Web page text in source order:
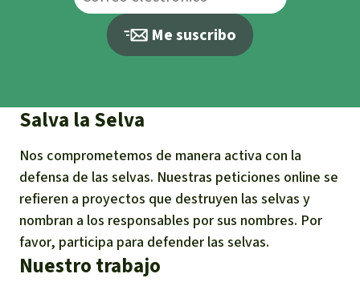
Me suscribo
Salva la Selva
Nos comprometemos de manera activa con la
defensa de las selvas. Nuestras peticiones online se
refieren a proyectos que destruyen las selvas y
nombran a los responsables por sus nombres. Por
favor, participa para defender las selvas.
Nuestro trabajo